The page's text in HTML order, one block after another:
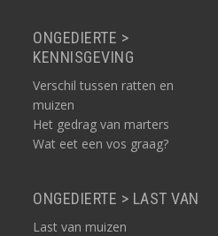
ONGEDIERTE >
KENNISGEVING
Verschil tussen ratten en
muizen
Het gedrag van marters
Wat eet een vos graag?
ONGEDIERTE > LAST VAN
Last van muizen